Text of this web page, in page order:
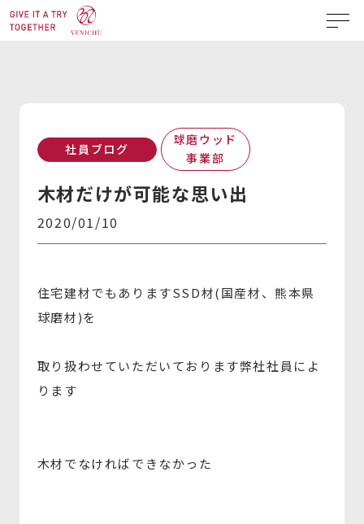
社員ブログ
球磨ウッド
事業部
木材だけが可能な思い出
2020/01/10
住宅建材でもありますSSD材(国産材、熊本県
球磨材)を
取り扱わせていただいております弊社社員によ
ります
木材でなければできなかった